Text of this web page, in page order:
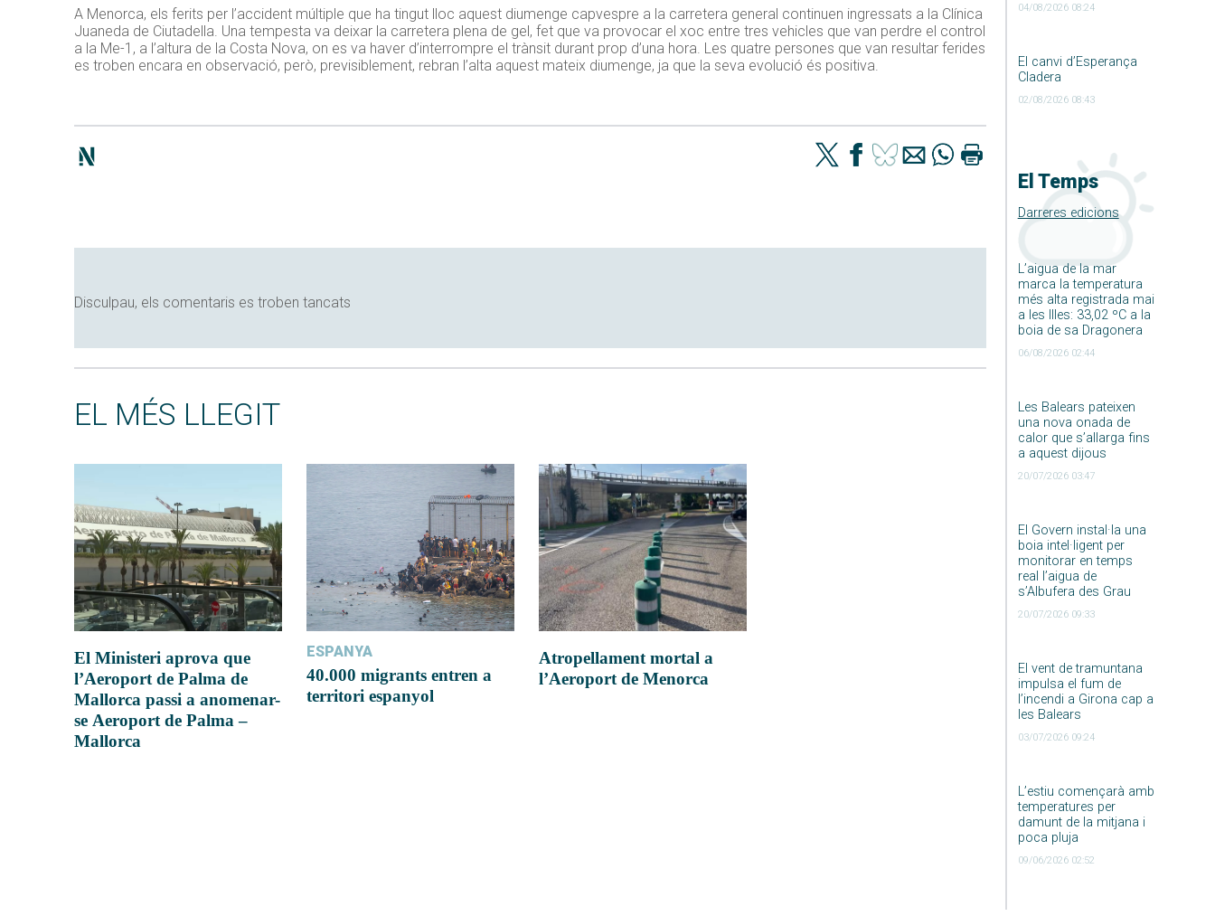
04/08/2026 08:24
El canvi d’Esperança
Cladera
02/08/2026 08:43
El Temps
Darreres edicions
L’aigua de la mar
marca la temperatura
més alta registrada mai
a les Illes: 33,02 ºC a la
boia de sa Dragonera
06/08/2026 02:44
Les Balears pateixen
una nova onada de
calor que s’allarga fins
a aquest dijous
20/07/2026 03:47
El Govern instal·la una
boia intel·ligent per
monitorar en temps
real l’aigua de
s’Albufera des Grau
20/07/2026 09:33
El vent de tramuntana
impulsa el fum de
l’incendi a Girona cap a
les Balears
03/07/2026 09:24
L’estiu començarà amb
temperatures per
damunt de la mitjana i
poca pluja
09/06/2026 02:52
A Menorca, els ferits per l’accident múltiple que ha tingut lloc aquest diumenge capvespre a la carretera general continuen ingressats a la Clínica
Juaneda de Ciutadella. Una tempesta va deixar la carretera plena de gel, fet que va provocar el xoc entre tres vehicles que van perdre el control
a la Me-1, a l’altura de la Costa Nova, on es va haver d’interrompre el trànsit durant prop d’una hora. Les quatre persones que van resultar ferides
es troben encara en observació, però, previsiblement, rebran l’alta aquest mateix diumenge, ja que la seva evolució és positiva.
Disculpau, els comentaris es troben tancats
EL MÉS LLEGIT
El Ministeri aprova que
l’Aeroport de Palma de
Mallorca passi a anomenar-
se Aeroport de Palma –
Mallorca
ESPANYA
40.000 migrants entren a
territori espanyol
Atropellament mortal a
l’Aeroport de Menorca